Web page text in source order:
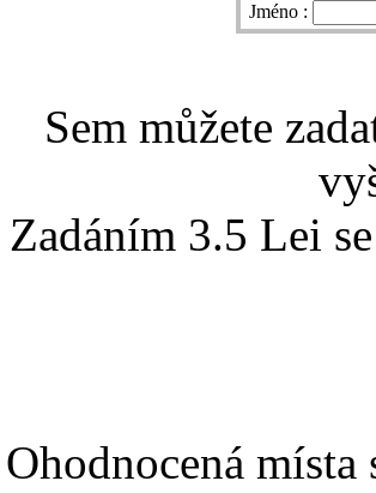
Jméno :
Sem můžete
Zadáním 3.5 Lei
Ohodnocená